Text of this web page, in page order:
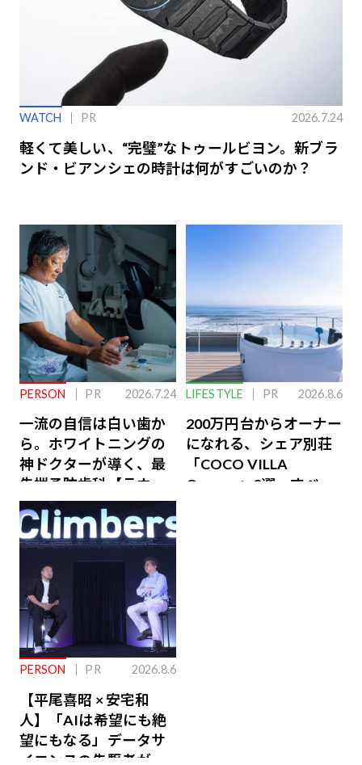
WATCH PR 2026.7.24
軽くて美しい、“完璧”なトゥールビヨン。新ブラ
ンド・ビアンシェの時計は何がすごいのか？
PERSON PR 2026.7.24
一流の自信は白い歯か
ら。ホワイトニングの
神ドクターが導く、最
先端予防歯科【ラウン
ジ会員特典あり】
LIFESTYLE PR 2026.8.6
200万円台からオーナー
になれる、シェア別荘
「COCO VILLA
Owners」3選。すべて
PERSON PR 2026.8.6
【平尾喜昭 × 安宅和
人】「AIは希望にも絶
望にもなる」データサ
イエンスの先駆者が語